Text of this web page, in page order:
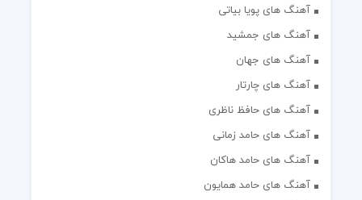
آهنگ های پویا بیاتی
آهنگ های جمشید
آهنگ های جهان
آهنگ های چارتار
آهنگ های حافظ ناظری
آهنگ های حامد زمانی
آهنگ های حامد هاکان
آهنگ های حامد همایون